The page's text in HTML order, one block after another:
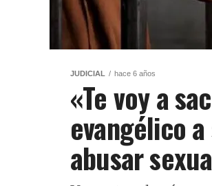
JUDICIAL hace 6 años
«Te voy a
evangélico
abusar